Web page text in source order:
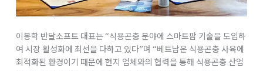
이봉학 반달소프트 대표는 “식용곤충 분야에 스마트팜 기술을 도입하
여 시장 활성화에 최선을 다하고 있다”며 “베트남은 식용곤충 사육에
최적화된 환경이기 때문에 현지 업체와의 협력을 통해 식용곤충 산업